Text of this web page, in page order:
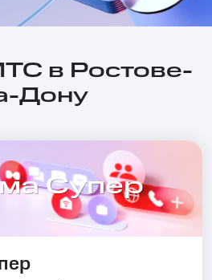
в Ростове-
Дону
Супер